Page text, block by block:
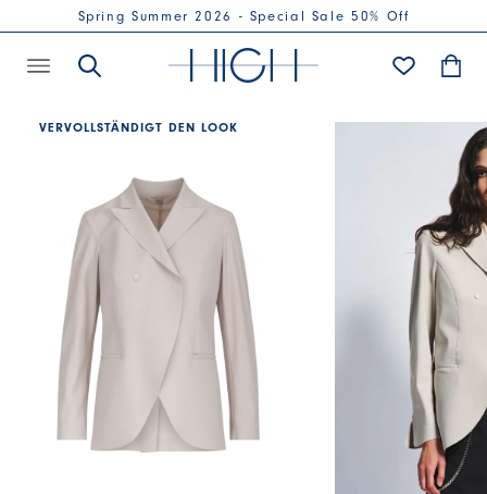
Spring Summer 2026 - Special Sale 50% Off
VERVOLLSTÄNDIGT DEN LOOK